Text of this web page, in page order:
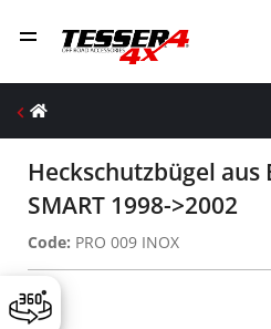
Heckschutzbügel aus
SMART 1998->2002
Code: PRO 009 INOX